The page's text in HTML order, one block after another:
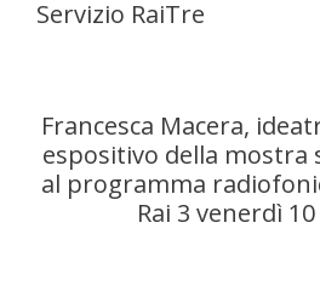
Servizio RaiTre
Francesca Macera,
espositivo della mostra
al programma
Rai 3 venerdì